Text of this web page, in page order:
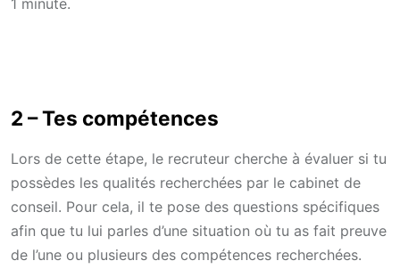
1 minute.
2 – Tes compétences
Lors de cette étape, le recruteur cherche à évaluer si tu
possèdes les qualités recherchées par le cabinet de
conseil. Pour cela, il te pose des questions spécifiques
afin que tu lui parles d’une situation où tu as fait preuve
de l’une ou plusieurs des compétences recherchées.